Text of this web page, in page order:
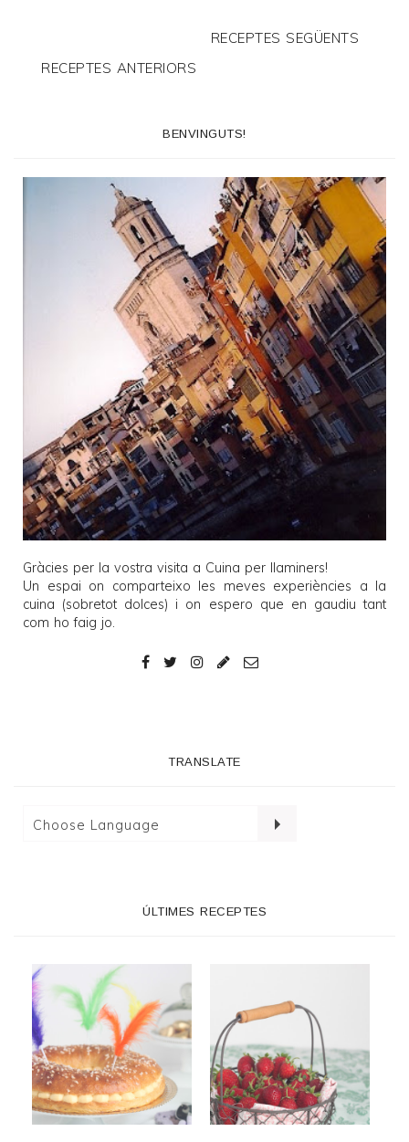
RECEPTES SEGÜENTS
RECEPTES ANTERIORS
BENVINGUTS!
Gràcies per la vostra visita a Cuina per llaminers!
Un espai on comparteixo les meves experiències a la
cuina (sobretot dolces) i on espero que en gaudiu tant
com ho faig jo.
TRANSLATE
ÚLTIMES RECEPTES